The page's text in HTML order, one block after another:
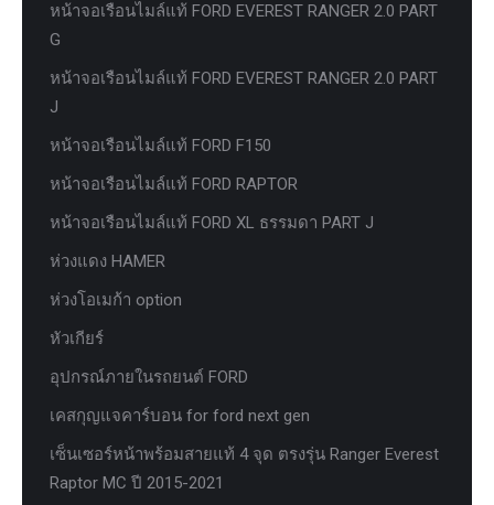
หน้าจอเรือนไมล์แท้ FORD EVEREST RANGER 2.0 PART
G
หน้าจอเรือนไมล์แท้ FORD EVEREST RANGER 2.0 PART
J
หน้าจอเรือนไมล์แท้ FORD F150
หน้าจอเรือนไมล์แท้ FORD RAPTOR
หน้าจอเรือนไมล์แท้ FORD XL ธรรมดา PART J
ห่วงแดง HAMER
ห่วงโอเมก้า option
หัวเกียร์
อุปกรณ์ภายในรถยนต์ FORD
เคสกุญแจคาร์บอน for ford next gen
เซ็นเซอร์หน้าพร้อมสายแท้ 4 จุด ตรงรุ่น Ranger Everest
Raptor MC ปี 2015-2021